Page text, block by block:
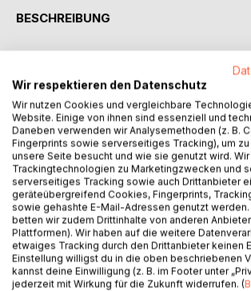
BESCHREIBUNG
Das Buch zeigt die Einbeziehung der
die Antifaschistisch-demokratische
sowjetischen Besatzungszone und der
1952 sowie die Wiedergewinnung der
Forschung und Lehre von 1990 bis 1995.
Wiedereröffnung der Universität Rostock
Entlassung NS-belasteter Wissenschaftler
Berufung von Anhängern des Marxismus-
ergänzt. Die akademische
zunehmenden Einfluss des Staates,
mecklenburgischen Landesregierung, ab
Regierung der DDR. Ursprünglich
Institutionen - Gewerkschaft FDGB, Partei
Staatssicherheit (verdeckt) - wanderten in
Wir respektieren den Datenschutz
Wir nutzen Cookies und vergleichbare
Website. Einige von ihnen sind essenziell und
Daneben verwenden wir Analysemethoden (z. B.
Fingerprints sowie serverseitiges Tracking), um
unsere Seite besucht und wie sie genutzt wird.
Trackingtechnologien zu Marketingzwecken und
serverseitiges Tracking sowie auch Drittanbieter
geräteübergreifend Cookies, Fingerprints,
sowie gehashte E-Mail-Adressen genutzt werden.
betten wir zudem Drittinhalte von anderen
Plattformen). Wir haben auf die weitere
etwaiges Tracking durch den Drittanbieter keinen
Einstellung willigst du in die oben beschriebenen
kannst deine Einwilligung (z. B. im Footer unter
jederzeit mit Wirkung für die Zukunft widerrufen. (